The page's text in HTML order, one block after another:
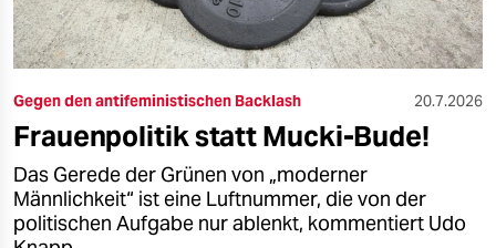
Gegen den antifeministischen Backlash 20.7.2026
Frauenpolitik statt Mucki-Bude!
Das Gerede der Grünen von „moderner
Männlichkeit“ ist eine Luftnummer, die von der
politischen Aufgabe nur ablenkt, kommentiert Udo